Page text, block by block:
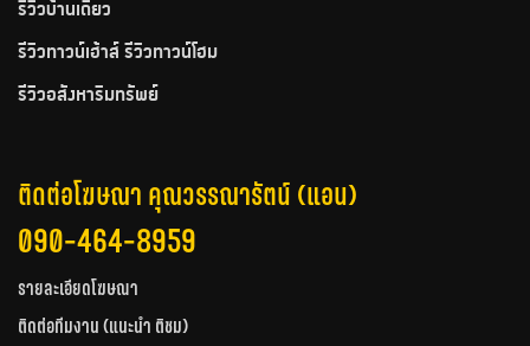
รีวิวบ้านเดี่ยว
รีวิวทาวน์เฮ้าส์ รีวิวทาวน์โฮม
รีวิวอสังหาริมทรัพย์
ติดต่อโฆษณา คุณวรรณารัตน์ (แอน)
090-464-8959
รายละเอียดโฆษณา
ติดต่อทีมงาน (แนะนำ ติชม)